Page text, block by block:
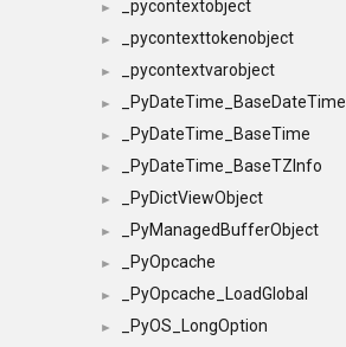
► _pycontextobject
► _pycontexttokenobject
► _pycontextvarobject
► _PyDateTime_BaseDateTime
► _PyDateTime_BaseTime
► _PyDateTime_BaseTZInfo
► _PyDictViewObject
► _PyManagedBufferObject
► _PyOpcache
► _PyOpcache_LoadGlobal
► _PyOS_LongOption